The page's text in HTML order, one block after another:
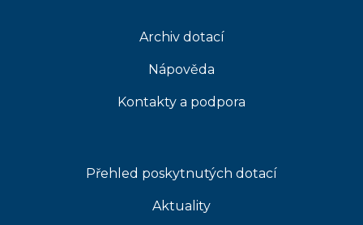
Přehled poskytnutých dotací
Aktuality
Archiv dotací
Nápověda
Kontakty a podpora